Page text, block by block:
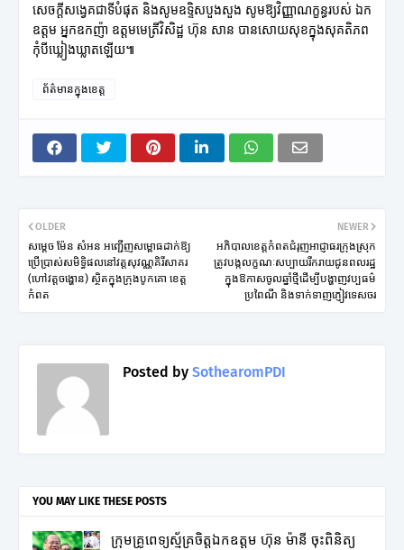
សេចក្តីសង្វេគជាទីបំផុត និងសូមឧទ្ទិសបួងសួង សូមឱ្យវិញ្ញាណក្ខន្ធរបស់ ឯក
ឧត្តម អ្នកឧកញ៉ា ឧត្តមមេត្រីវិសិដ្ឋ ហ៊ុន សាន បានសោយសុខក្នុងសុគតិភព
កុំបីឃ្លៀងឃ្លាតឡើយ៕
ព័ត៌មានក្នុងខេត្ត
NEWER
អភិបាលខេត្តកំពតជំរុញអាជ្ញាធរក្រុងស្រុក
ត្រូវបង្កលក្ខណៈសប្បាយរីករាយជូនពលរដ្ឋ
ក្នុងឱកាសចូលឆ្នាំថ្មីដើម្បីបង្ហាញវប្បធម៌
ប្រពៃណី និងទាក់ទាញភ្ញៀវទេសចរ
OLDER
សម្តេច ម៉ែន សំអន អញ្ជើញសម្ពោធដាក់ឱ្យ
ប្រើប្រាស់សមិទ្ធិផលនៅវត្តសុវណ្ណគិរីសាគរ
(ហៅវត្តចង្ហោន) ស្ថិតក្នុងក្រុងបូកគោ ខេត្ត
កំពត
Posted by SothearomPDI
YOU MAY LIKE THESE POSTS
ក្រុមគ្រូពេទ្យស្ម័គ្រចិត្តឯកឧត្តម ហ៊ុន ម៉ានី ចុះពិនិត្យ